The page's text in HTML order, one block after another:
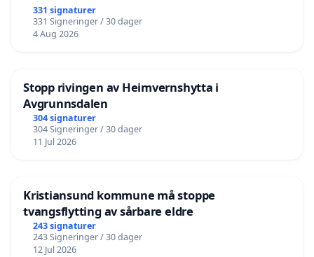
331 signaturer
331 Signeringer / 30 dager
4 Aug 2026
Stopp rivingen av Heimvernshytta i
Avgrunnsdalen
304 signaturer
304 Signeringer / 30 dager
11 Jul 2026
Kristiansund kommune må stoppe
tvangsflytting av sårbare eldre
243 signaturer
243 Signeringer / 30 dager
12 Jul 2026